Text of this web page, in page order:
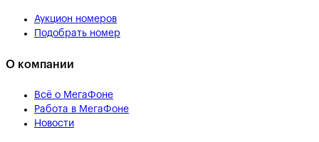
Аукцион номеров
Подобрать номер
О компании
Всё о МегаФоне
Работа в МегаФоне
Новости